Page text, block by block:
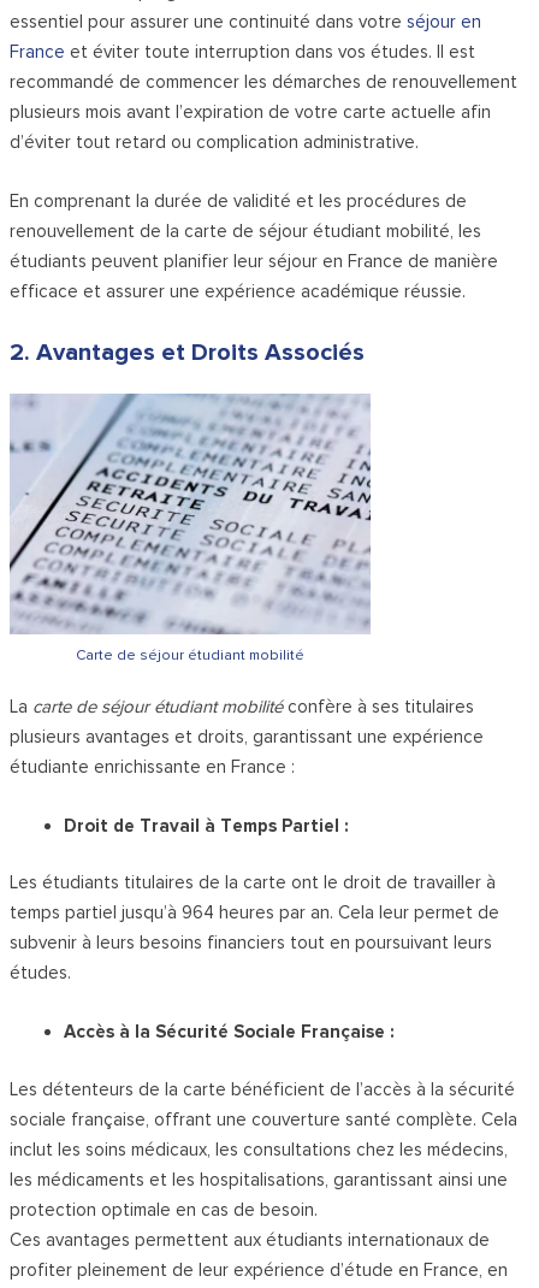
essentiel pour assurer une continuité dans votreséjour en
France et éviter toute interruption dans vos études. Il est
recommandé de commencer les démarches de renouvellement
plusieurs mois avant l’expiration de votre carte actuelle afin
d’éviter tout retard ou complication administrative.
En comprenant la durée de validité et les procédures de
renouvellement de la carte de séjour étudiant mobilité, les
étudiants peuvent planifier leur séjour en France de manière
efficace et assurer une expérience académique réussie.
2. Avantages et Droits Associés
Carte de séjour étudiant mobilité
La carte de séjour étudiant mobilitéconfère à ses titulaires
plusieurs avantages et droits, garantissant une expérience
étudiante enrichissante en France :
Droit de Travail à Temps Partiel :
Les étudiants titulaires de la carte ont le droit de travailler à
temps partiel jusqu’à 964 heures par an. Cela leur permet de
subvenir à leurs besoins financiers tout en poursuivant leurs
études.
Accès à la Sécurité Sociale Française :
Les détenteurs de la carte bénéficient de l’accès à la sécurité
sociale française, offrant une couverture santé complète. Cela
inclut les soins médicaux, les consultations chez les médecins,
les médicaments et les hospitalisations, garantissant ainsi une
protection optimale en cas de besoin.
Ces avantages permettent aux étudiants internationaux de
profiter pleinement de leur expérience d’étude en France, en